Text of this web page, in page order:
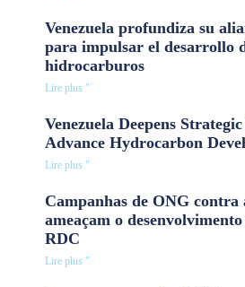
Venezuela profundiza su
para impulsar el desarrollo
hidrocarburos
Lire plus "
Venezuela Deepens
Advance Hydrocarbon
Lire plus "
Campanhas de ONG contra
ameaçam o
RDC
Lire plus "